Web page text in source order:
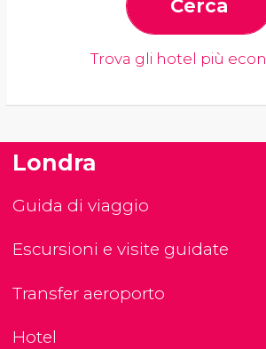
Cerca
Trova gli hotel più
Londra
Guida di viaggio
Escursioni e visite guidate
Transfer aeroporto
Hotel